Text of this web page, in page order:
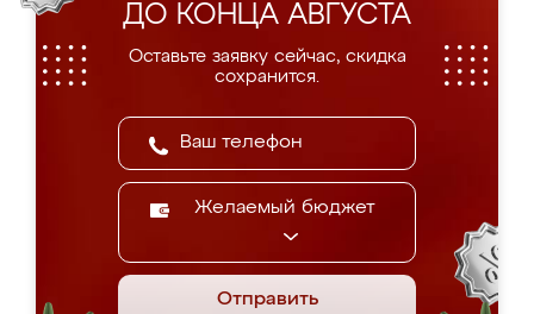
ДО КОНЦА АВГУСТА
Оставьте заявку сейчас, скидка
сохранится.
Желаемый бюджет
Отправить